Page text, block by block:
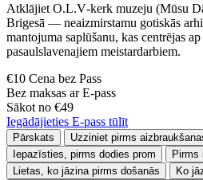
Atklājiet O.L.V‑kerk muzeju (Mūsu
Brigesā — neaizmirstamu gotiskās
mantojuma saplūšanu, kas centrējas
pasaulslavenajiem meistardarbiem.
€10 Cena bez Pass
Bez maksas ar E-pass
Sākot no €49
Iegādājieties E-pass tūlīt
Pārskats
Uzziniet pirms
Iepazīsties, pirms dodies prom
Pirms
Lietas, ko jāzina pirms došanās
Ko